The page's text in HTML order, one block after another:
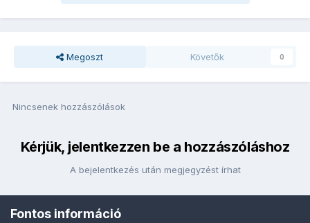
Megoszt Követők 0
Nincsenek hozzászólások
Kérjük, jelentkezzen be a hozzászóláshoz
A bejelentkezés után megjegyzést írhat
Fontos információ